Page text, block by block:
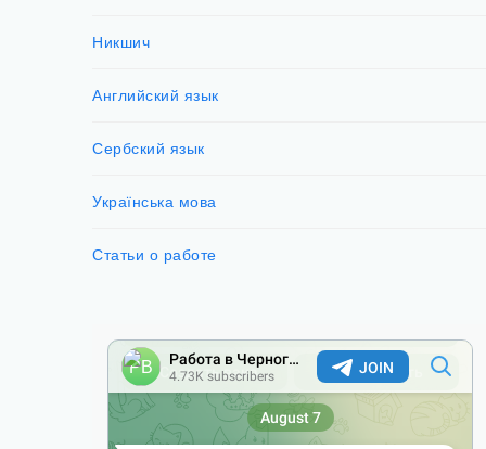
Никшич
Английский язык
Сербский язык
Українська мова
Статьи о работе